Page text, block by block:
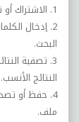
1. الاشتراك أو تسجيل الدخول: أنشئ حسابًا على المنصة.
2. إدخال
البحث.
3. تصفية
النتائج الأنسب.
4. حفظ أو
ملف.